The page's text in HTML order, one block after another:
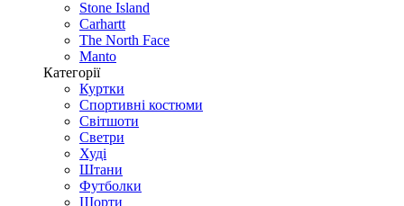
Stone Island
Carhartt
The North Face
Manto
Категорії
Куртки
Спортивні костюми
Світшоти
Светри
Худі
Штани
Футболки
Шорти